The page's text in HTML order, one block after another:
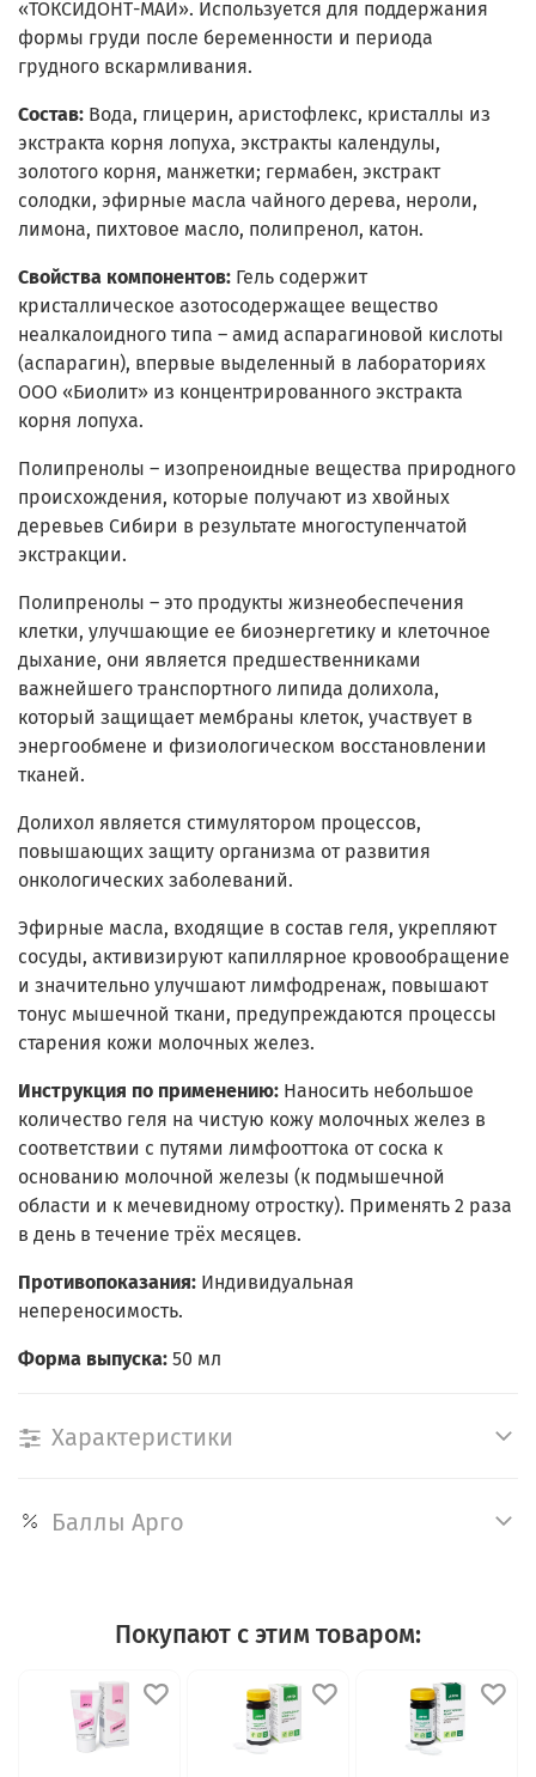
«ТОКСИДОНТ-МАЙ». Используется для поддержания
формы груди после беременности и периода
грудного вскармливания.
Состав: Вода, глицерин, аристофлекс, кристаллы из
экстракта корня лопуха, экстракты календулы,
золотого корня, манжетки; гермабен, экстракт
солодки, эфирные масла чайного дерева, нероли,
лимона, пихтовое масло, полипренол, катон.
Свойства компонентов: Гель содержит
кристаллическое азотосодержащее вещество
неалкалоидного типа – амид аспарагиновой кислоты
(аспарагин), впервые выделенный в лабораториях
ООО «Биолит» из концентрированного экстракта
корня лопуха.
Полипренолы – изопреноидные вещества природного
происхождения, которые получают из хвойных
деревьев Сибири в результате многоступенчатой
экстракции.
Полипренолы – это продукты жизнеобеспечения
клетки, улучшающие ее биоэнергетику и клеточное
дыхание, они является предшественниками
важнейшего транспортного липида долихола,
который защищает мембраны клеток, участвует в
энергообмене и физиологическом восстановлении
тканей.
Долихол является стимулятором процессов,
повышающих защиту организма от развития
онкологических заболеваний.
Эфирные масла, входящие в состав геля, укрепляют
сосуды, активизируют капиллярное кровообращение
и значительно улучшают лимфодренаж, повышают
тонус мышечной ткани, предупреждаются процессы
старения кожи молочных желез.
Инструкция по применению: Наносить небольшое
количество геля на чистую кожу молочных желез в
соответствии с путями лимфооттока от соска к
основанию молочной железы (к подмышечной
области и к мечевидному отростку). Применять 2 раза
в день в течение трёх месяцев.
Противопоказания: Индивидуальная
непереносимость.
Форма выпуска: 50 мл
Характеристики
Баллы Арго
Покупают с этим товаром: